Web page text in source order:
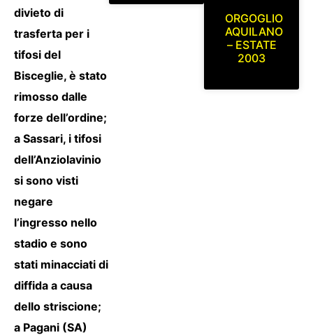
divieto di
trasferta per i
tifosi del
Bisceglie, è stato
rimosso dalle
forze dell’ordine;
a Sassari, i tifosi
dell’Anziolavinio
si sono visti
negare
l’ingresso nello
stadio e sono
stati minacciati di
diffida a causa
dello striscione;
a Pagani (SA)
ORGOGLIO
AQUILANO
– ESTATE
2003